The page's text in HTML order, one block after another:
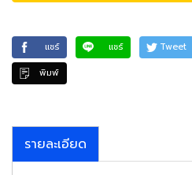
แชร์ แชร์ Tweet
พิมพ์
รายละเอียด